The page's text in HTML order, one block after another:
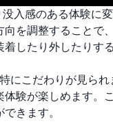
入感のある体験に
を調整することで
したり外したりす
にこだわりが見られ
験が楽しめます。
きます。